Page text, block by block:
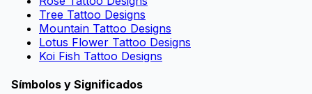
Tree Tattoo Designs
Mountain Tattoo Designs
Lotus Flower Tattoo Designs
Koi Fish Tattoo Designs
Símbolos y Significados